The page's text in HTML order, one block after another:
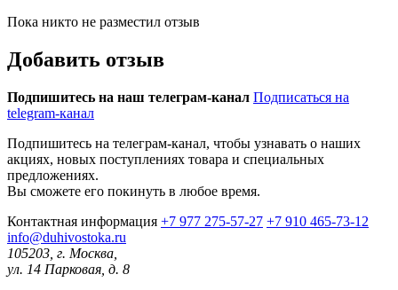
Пока никто не разместил отзыв
Добавить отзыв
Подпишитесь на наш телеграм-канал Подписаться на
telegram-канал
Подпишитесь на телеграм-канал, чтобы узнавать о наших
акциях, новых поступлениях товара и специальных
предложениях.
Вы сможете его покинуть в любое время.
Контактная информация +7 977 275-57-27 +7 910 465-73-12
info@duhivostoka.ru
105203, г. Москва,
ул. 14 Парковая, д. 8